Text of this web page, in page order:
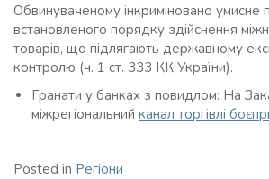
Обвинуваченому інкриміновано умисне
встановленого порядку здійснення
товарів, що підлягають державному
контролю (ч. 1 ст. 333 КК України).
Гранати у банках з повидлом: На
міжрегіональний канал торгівлі
Posted in Регіони